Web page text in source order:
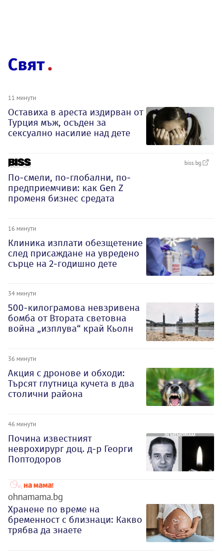
Свят
11 минути
Оставиха в ареста издирван от
Турция мъж, осъден за
сексуално насилие над дете
biss.bg
По-смели, по-глобални, по-
предприемчиви: как Gen Z
променя бизнес средата
16 минути
Клиника изплати обезщетение
след присаждане на увредено
сърце на 2-годишно дете
34 минути
500-килограмова невзривена
бомба от Втората световна
война „изплува“ край Кьолн
36 минути
Акция с дронове и обходи:
Търсят глутница кучета в два
столични района
46 минути
Почина известният
неврохирург доц. д-р Георги
Поптодоров
ohnamama.bg
Хранене по време на
бременност с близнаци: Какво
трябва да знаете